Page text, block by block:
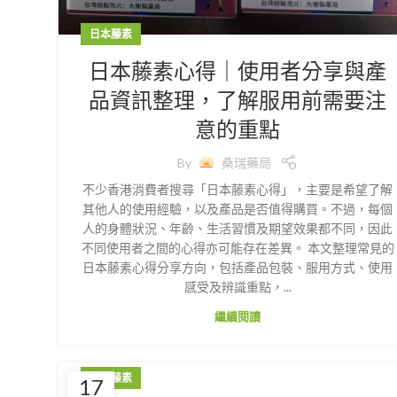
日本藤素
日本藤素心得｜使用者分享與產
品資訊整理，了解服用前需要注
意的重點
By
桑瑞藥局
不少香港消費者搜尋「日本藤素心得」，主要是希望了解
其他人的使用經驗，以及產品是否值得購買。不過，每個
人的身體狀況、年齡、生活習慣及期望效果都不同，因此
不同使用者之間的心得亦可能存在差異。 本文整理常見的
日本藤素心得分享方向，包括產品包裝、服用方式、使用
感受及辨識重點，...
繼續閱讀
17日本藤素